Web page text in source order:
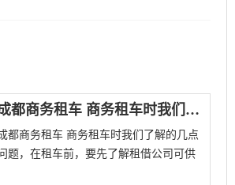
成都商务租车 商务租车时我们了解的几点问题
都商务租车 商务租车时我们了解的几点
题，在租车前，要先了解租借公司可供